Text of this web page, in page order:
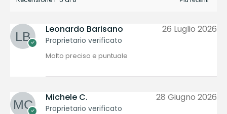
Leonardo Barisano
Proprietario verificato
26 Luglio 2026
Molto preciso e puntuale
Michele C.
Proprietario verificato
28 Giugno 2026